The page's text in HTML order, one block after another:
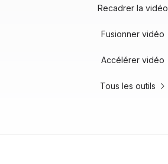
Recadrer la vidéo
Fusionner vidéo
Accélérer vidéo
Tous les outils